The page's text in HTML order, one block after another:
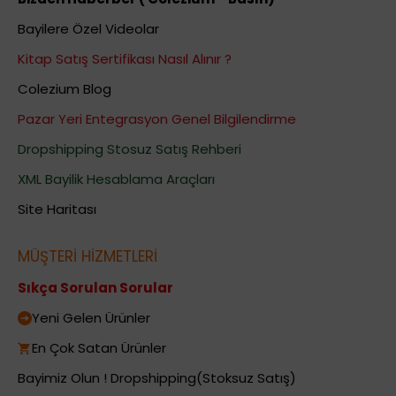
Bayilere Özel Videolar
Kitap Satış Sertifikası Nasıl Alınır ?
Colezium Blog
Pazar Yeri Entegrasyon Genel Bilgilendirme
Dropshipping Stosuz Satış Rehberi
XML Bayilik Hesablama Araçları
Site Haritası
MÜŞTERİ HİZMETLERİ
Sıkça Sorulan Sorular
Yeni Gelen Ürünler
En Çok Satan Ürünler
Bayimiz Olun ! Dropshipping(Stoksuz Satış)